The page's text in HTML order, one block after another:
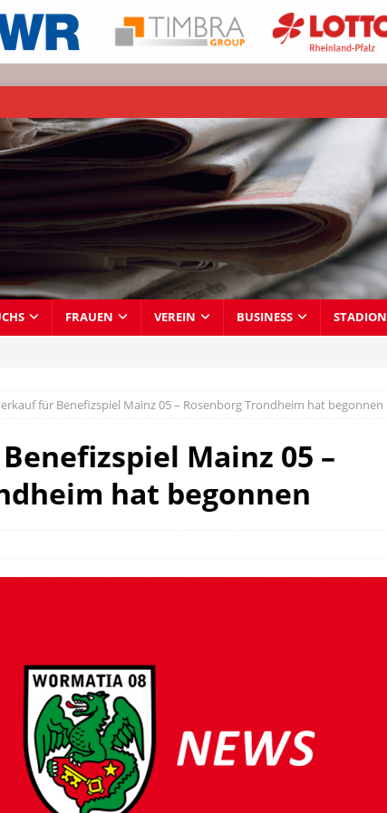
FRAUEN VEREIN BUSINESS STADION
für Benefizspiel Mainz 05 – Rosenborg Trondheim hat begonnen
Mainz 05 –
hat begonnen